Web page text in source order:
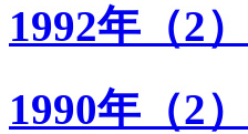
1992年（2）
1990年（2）